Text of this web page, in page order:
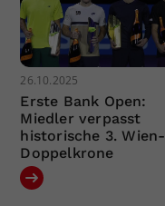
26.10.2025
Erste Bank Open:
Miedler verpasst
historische 3. Wien-
Doppelkrone